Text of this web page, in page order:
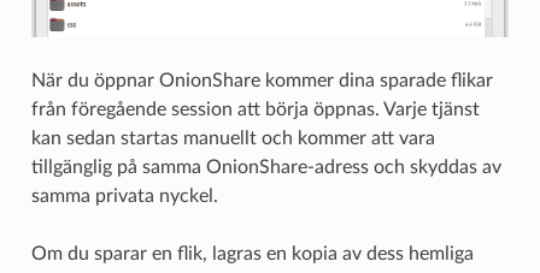
När du öppnar OnionShare kommer dina sparade flikar
från föregående session att börja öppnas. Varje tjänst
kan sedan startas manuellt och kommer att vara
tillgänglig på samma OnionShare-adress och skyddas av
samma privata nyckel.
Om du sparar en flik, lagras en kopia av dess hemliga